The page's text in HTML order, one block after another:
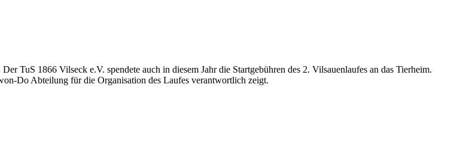
TuS 1866 Vilseck e.V. spendete auch in diesem Jahr die Startgebühren des 2. Vilsauenlaufes an das Tierheim.
Do Abteilung für die Organisation des Laufes verantwortlich zeigt.